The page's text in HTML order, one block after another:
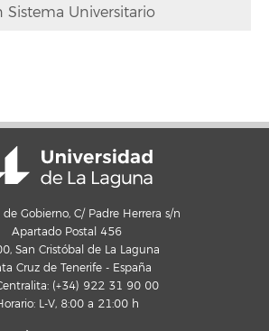
Sistema Universitario
de Gobierno, C/ Padre Herrera s/n
Apartado Postal 456
San Cristóbal de La Laguna
Cruz de Tenerife - España
(+34) 922 31 90 00
L-V, 8:00 a 21:00 h